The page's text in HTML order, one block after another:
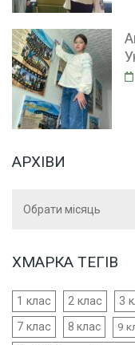
АРХІВИ
ХМАРКА ТЕГІВ
1 клас 2 клас 3
7 клас 8 клас 9